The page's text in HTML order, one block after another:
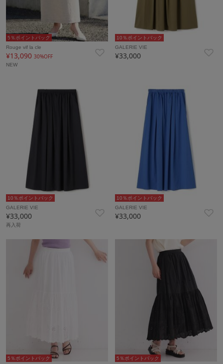
5％ポイントバック
Rouge vif la cle
¥13,090 30%OFF
NEW
10％ポイントバック
GALERIE VIE
¥33,000
10％ポイントバック
GALERIE VIE
¥33,000
再入荷
10％ポイントバック
GALERIE VIE
¥33,000
5％ポイントバック
5％ポイントバック